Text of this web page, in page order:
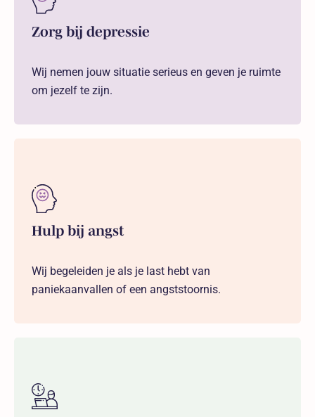
Zorg bij depressie
Wij nemen jouw situatie serieus en geven je ruimte
om jezelf te zijn.
Hulp bij angst
Wij begeleiden je als je last hebt van
paniekaanvallen of een angststoornis.